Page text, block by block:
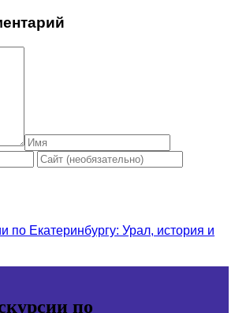
по Екатеринбургу: Урал, история и
по